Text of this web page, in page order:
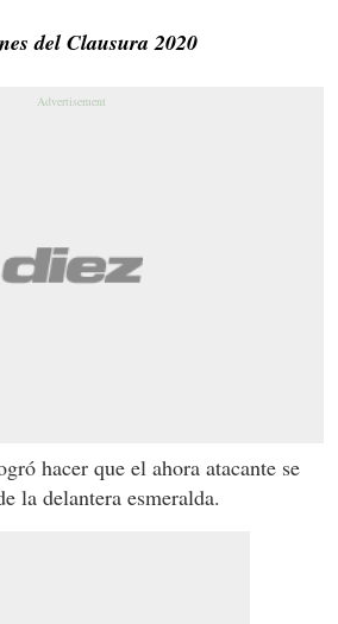
del Clausura 2020
hacer que el ahora atacante se
la delantera esmeralda.